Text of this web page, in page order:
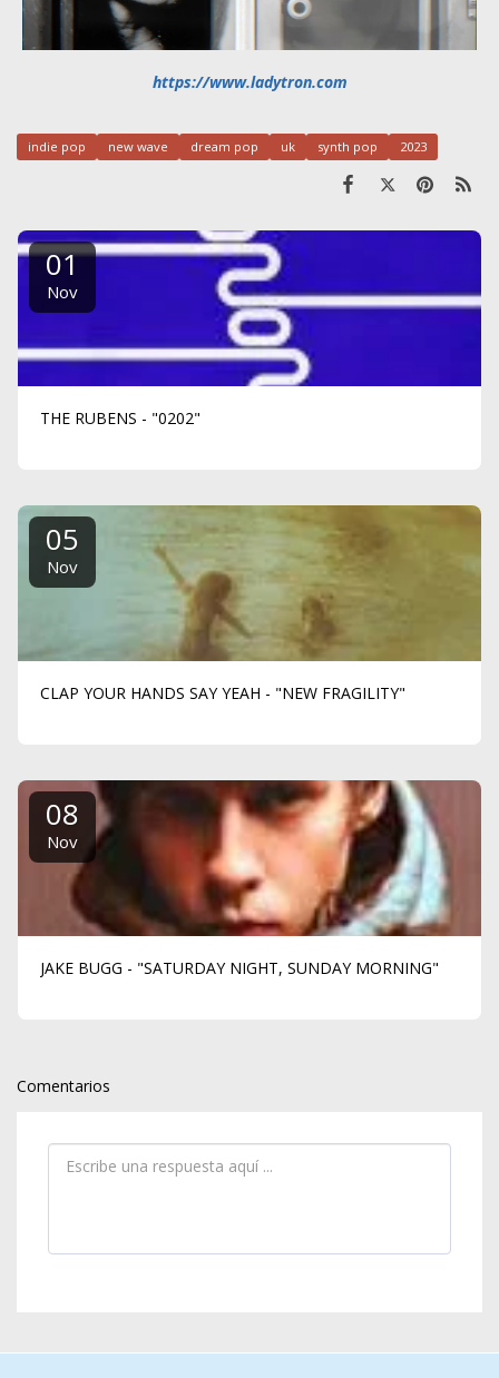
https://www.ladytron.com
indie pop new wave dream pop uk synth pop 2023
01
Nov
THE RUBENS - "0202"
05
Nov
CLAP YOUR HANDS SAY YEAH - "NEW FRAGILITY"
08
Nov
JAKE BUGG - "SATURDAY NIGHT, SUNDAY MORNING"
Comentarios